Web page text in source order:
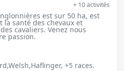
+ 10 activités
est sur 50 ha, est
santé des chevaux et
cavaliers. Venez nous
passion.
+5 races.